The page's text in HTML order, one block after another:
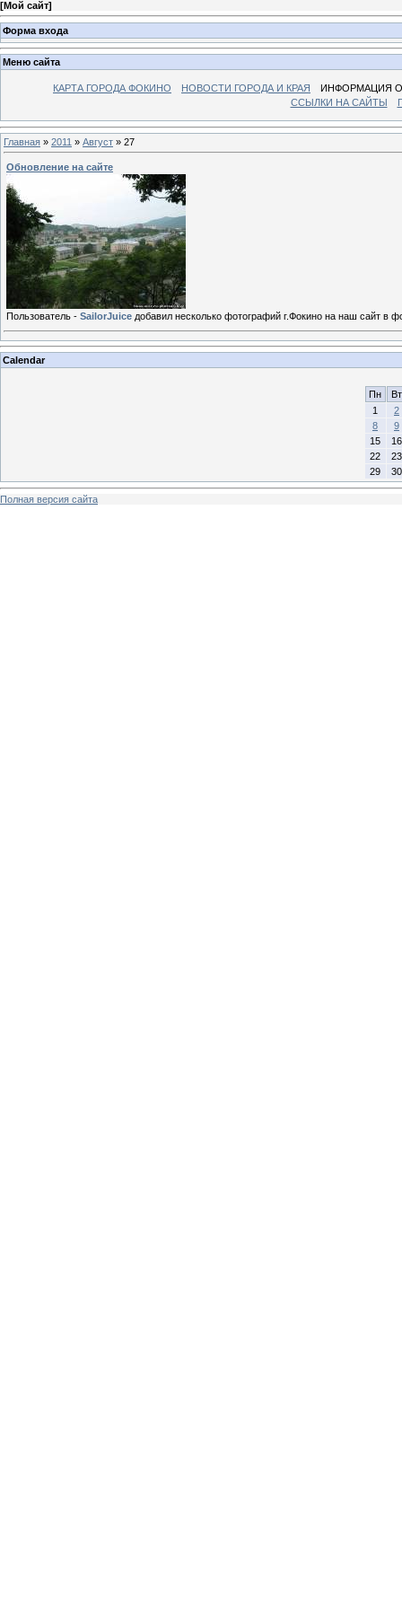
[Мой сайт]
Форма входа
Меню сайта
КАРТА ГОРОДА ФОКИНО НОВОСТИ ГОРОДА И КРАЯ
ИНФОРМАЦИЯ
ССЫЛКИ НА САЙТЫ
Главная » 2011 » Август » 27
Обновление на сайте
Пользователь - SailorJuice добавил несколько фотографий г.Фокино на наш сайт
Calendar
Пн
Вт
1
2
8
9
15
16
22
23
29
30
Полная версия сайта